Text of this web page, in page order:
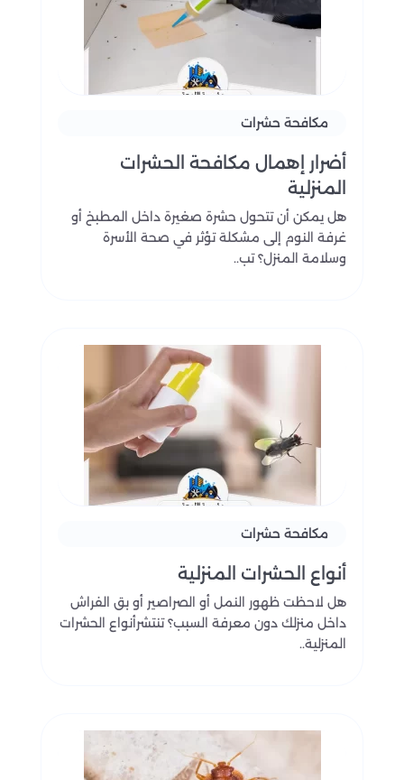
مكافحة حشرات
أضرار إهمال مكافحة الحشرات
المنزلية
هل يمكن أن تتحول حشرة صغيرة داخل المطبخ أو
غرفة النوم إلى مشكلة تؤثر في صحة الأسرة
وسلامة المنزل؟ تب..
مكافحة حشرات
أنواع الحشرات المنزلية
هل لاحظت ظهور النمل أو الصراصير أو بق الفراش
داخل منزلك دون معرفة السبب؟ تنتشرأنواع الحشرات
المنزلية..